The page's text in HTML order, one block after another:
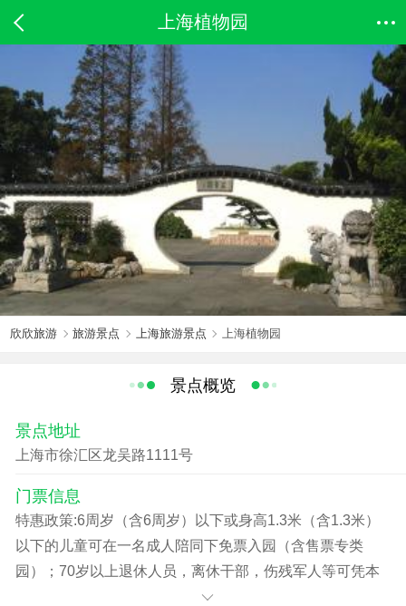
上海植物园
欣欣旅游 旅游景点 上海旅游景点 上海植物园
景点概览
景点地址
上海市徐汇区龙吴路1111号
门票信息
特惠政策:6周岁（含6周岁）以下或身高1.3米（含1.3米）
以下的儿童可在一名成人陪同下免票入园（含售票专类
园）；70岁以上退休人员，离休干部，伤残军人等可凭本
人有效证件免票入园（不含售票专类园）。（以上信息仅